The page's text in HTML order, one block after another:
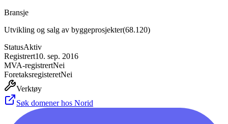
Bransje
Utvikling og salg av byggeprosjekter(68.120)
StatusAktiv
Registrert10. sep. 2016
MVA-registrertNei
ForetaksregisteretNei
Verktøy
Søk domener hos Norid